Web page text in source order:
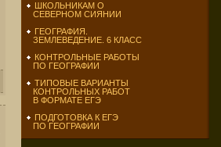
ШКОЛЬНИКАМ О
СЕВЕРНОМ СИЯНИИ
ГЕОГРАФИЯ.
ЗЕМЛЕВЕДЕНИЕ. 6 КЛАСС
КОНТРОЛЬНЫЕ РАБОТЫ
ПО ГЕОГРАФИИ
ТИПОВЫЕ ВАРИАНТЫ
КОНТРОЛЬНЫХ РАБОТ
В ФОРМАТЕ ЕГЭ
ПОДГОТОВКА К ЕГЭ
ПО ГЕОГРАФИИ